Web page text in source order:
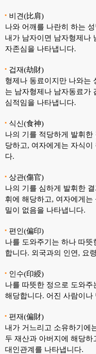
비견(比肩)
나와 어깨를 나란히 하는
내가 남자이면 남자형제나
자존심을 나타냅니다.
겁재(劫財)
형제나 동료이지만 나와는
는 남자형제나 남자동료가
심적임을 나타냅니다.
식신(食神)
나의 기를 적당하게 발휘
당하고, 여자에게는 자식
다.
상관(傷官)
나의 기를 심하게 발휘한
휘에 해당하고, 여자에게
밀이 없음을 나타냅니다.
편인(偏印)
나를 도와주기는 하나 따
합니다. 외국과의 인연, 요
인수(印綬)
나를 따뜻한 정으로 도와
해당합니다. 어진 사람이나
편재(偏財)
내가 거느리고 소유하기에
두 재산과 아버지에 해당
대인관계를 나타냅니다.